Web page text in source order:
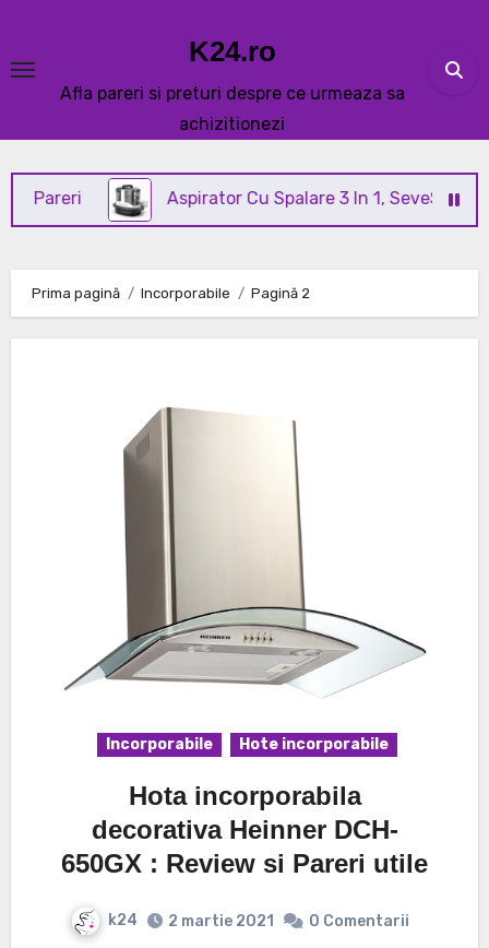
content
K24.ro
Afla pareri si preturi despre ce urmeaza sa
achizitionezi
Aspirator Cu Spalare 3 In 1, SeveShop® C3
Prima pagină Incorporabile Pagină 2
Incorporabile Hote incorporabile
Hota incorporabila
decorativa Heinner DCH-
650GX : Review si Pareri utile
k24 2 martie 2021 0 Comentarii